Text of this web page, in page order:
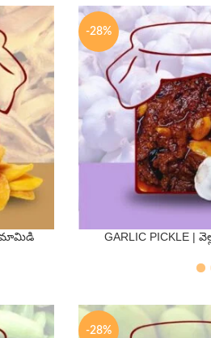
-28%
QTY
GARLIC PICKLE |
-28%